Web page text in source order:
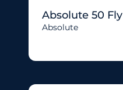
Absolute 50 Fly
Absolute